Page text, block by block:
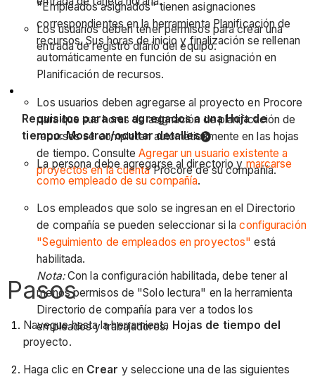
Los usuarios deben tener permisos para crear una
entrada de registro diario del equipo.
"Empleados asignados" tienen asignaciones
correspondientes en la herramienta Planificación de
recursos. Sus horas de inicio y finalización se rellenan
automáticamente en función de su asignación en
Planificación de recursos.
Los usuarios deben agregarse al proyecto en Procore
para que sus horas de asignación de planificación de
recursos se completen automáticamente en las hojas
de tiempo. ConsulteAgregar un usuario existente a
proyectos en la cuentaProcore de su compañía.
Requisitos para ser agregados a una Hoja de
tiempo.Mostrar/ocultar detalles
La persona debe agregarse al directorio y marcarse
como empleado de su compañía.
Los empleados que solo se ingresan en el Directorio
de compañía se pueden seleccionar si laconfiguración
"Seguimiento de empleados en proyectos"está
habilitada.
Nota:Con la configuración habilitada, debe tener al
menos permisos de "Solo lectura" en la herramienta
Directorio de compañía para ver a todos los
empleados y trabajadores.
Pasos
Navegue hasta la herramienta Hojas de tiempo del
proyecto.
Haga clic en Crear y seleccione una de las siguientes